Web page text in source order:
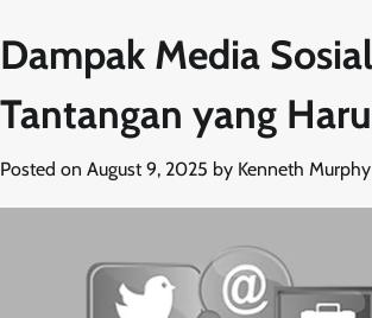
Dampak Media
Tantangan yang
Posted on August 9, 2025 by Kenneth Murphy